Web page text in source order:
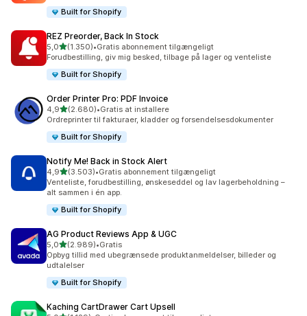
Built for Shopify
REZ Preorder, Back In Stock
5,0ud af 5 stjerner
(1.350)
1350 anmeldelser i alt
•Gratis abonnement tilgængeligt
Forudbestilling, giv mig besked, tilbage på lager og venteliste
Built for Shopify
Order Printer Pro: PDF Invoice
4,9ud af 5 stjerner
(2.680)
2680 anmeldelser i alt
•Gratis at installere
Ordreprinter til fakturaer, kladder og forsendelsesdokumenter
Built for Shopify
Notify Me! Back in Stock Alert
4,9ud af 5 stjerner
(3.503)
3503 anmeldelser i alt
•Gratis abonnement tilgængeligt
Venteliste, forudbestilling, ønskeseddel og lav lagerbeholdning –
alt sammen i én app.
Built for Shopify
AG Product Reviews App & UGC
5,0ud af 5 stjerner
(2.989)
2989 anmeldelser i alt
•Gratis
Opbyg tillid med ubegrænsede produktanmeldelser, billeder og
udtalelser
Built for Shopify
Kaching CartDrawer Cart Upsell